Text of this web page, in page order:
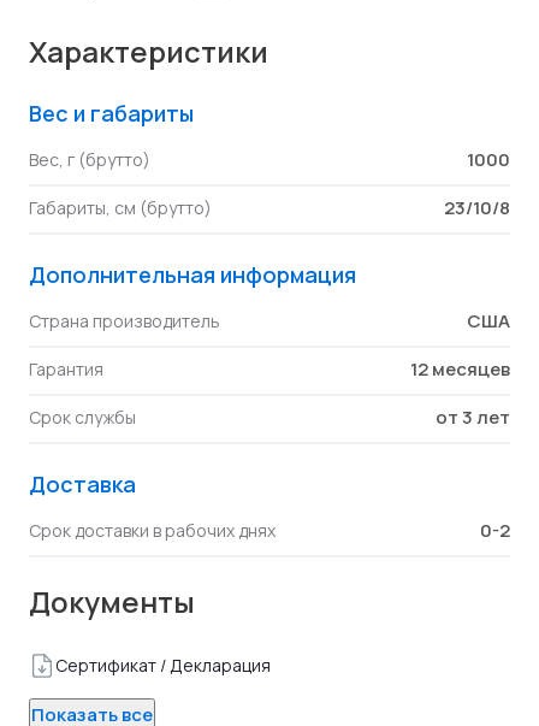
Характеристики
Вес и габариты
Вес, г (брутто) 1000
Габариты, см (брутто) 23/10/8
Дополнительная информация
Страна производитель США
Гарантия 12 месяцев
Срок службы от 3 лет
Доставка
Срок доставки в рабочих днях 0-2
Документы
Сертификат / Декларация
Показать все